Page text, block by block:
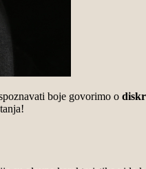
boje govorimo o